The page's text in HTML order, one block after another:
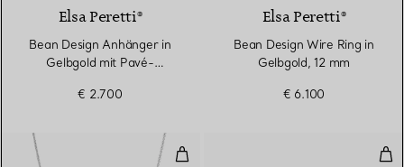
Elsa Peretti®
Bean Design Anhänger in
Gelbgold mit Pavé-
€ 2.700
Elsa Peretti®
Bean Design Wire Ring in
Gelbgold, 12 mm
€ 6.100
Color by the Yard Anhänger mit